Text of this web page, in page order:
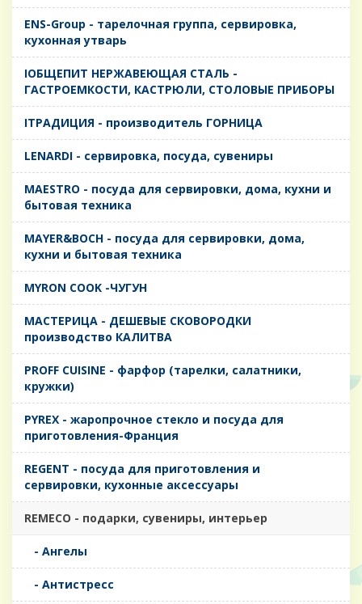
ENS-Group - тарелочная группа, сервировка,
кухонная утварь
IОБЩЕПИТ НЕРЖАВЕЮЩАЯ СТАЛЬ -
ГАСТРОЕМКОСТИ, КАСТРЮЛИ, СТОЛОВЫЕ ПРИБОРЫ
IТРАДИЦИЯ - производитель ГОРНИЦА
LENARDI - сервировка, посуда, сувениры
MAESTRO - посуда для сервировки, дома, кухни и
бытовая техника
MAYER&BOCH - посуда для сервировки, дома,
кухни и бытовая техника
MYRON COOK -ЧУГУН
MАСТЕРИЦА - ДЕШЕВЫЕ СКОВОРОДКИ
производство КАЛИТВА
PROFF CUISINE - фарфор (тарелки, салатники,
кружки)
PYREX - жаропрочное стекло и посуда для
приготовления-Франция
REGENT - посуда для приготовления и
сервировки, кухонные аксессуары
REMECO - подарки, сувениры, интерьер
- Ангелы
- Антистресс